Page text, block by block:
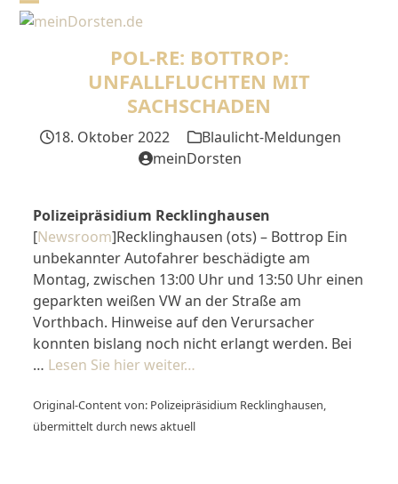
SkipOpen
Close
POL-RE: BOTTROP:
UNFALLFLUCHTEN MIT
SACHSCHADEN
18. Oktober 2022
Blaulicht-Meldungen
meinDorsten
Polizeipräsidium Recklinghausen
[Newsroom]Recklinghausen (ots) – Bottrop Ein
unbekannter Autofahrer beschädigte am
Montag, zwischen 13:00 Uhr und 13:50 Uhr einen
geparkten weißen VW an der Straße am
Vorthbach. Hinweise auf den Verursacher
konnten bislang noch nicht erlangt werden. Bei
… Lesen Sie hier weiter…
Original-Content von: Polizeipräsidium Recklinghausen,
übermittelt durch news aktuell